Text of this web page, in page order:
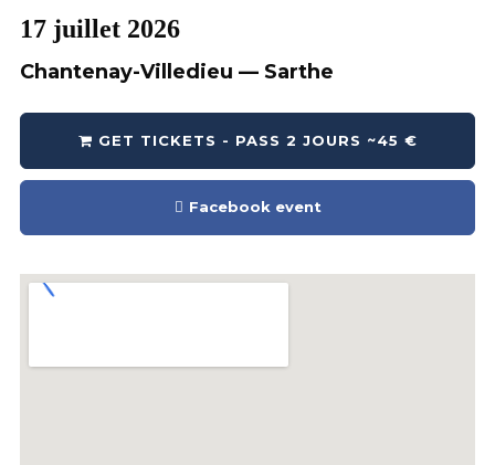
17 juillet 2026
Chantenay-Villedieu — Sarthe
GET TICKETS - PASS 2 JOURS ~45 €
Facebook event